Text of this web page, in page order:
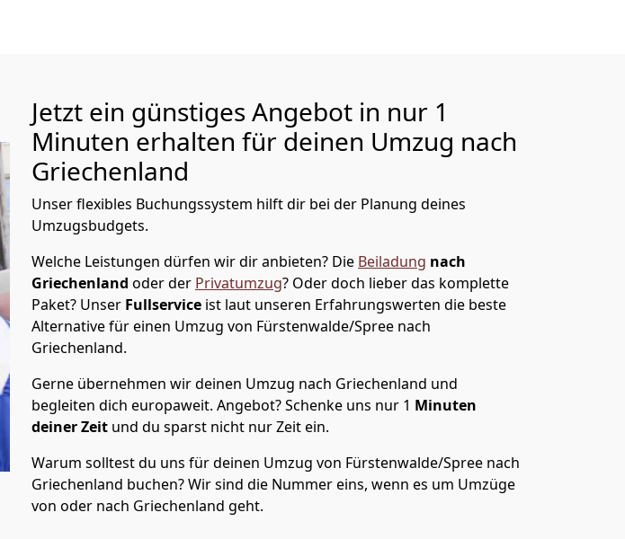
Jetzt ein günstiges Angebot in nur 1
Minuten erhalten für deinen Umzug nach
Griechenland
Unser flexibles Buchungssystem hilft dir bei der Planung deines
Umzugsbudgets.
Welche Leistungen dürfen wir dir anbieten? Die Beiladung nach
Griechenland oder der Privatumzug? Oder doch lieber das komplette
Paket? Unser Fullservice ist laut unseren Erfahrungswerten die beste
Alternative für einen Umzug von Fürstenwalde/Spree nach
Griechenland.
Gerne übernehmen wir deinen Umzug nach Griechenland und
begleiten dich europaweit. Angebot? Schenke uns nur 1 Minuten
deiner Zeit und du sparst nicht nur Zeit ein.
Warum solltest du uns für deinen Umzug von Fürstenwalde/Spree nach
Griechenland buchen? Wir sind die Nummer eins, wenn es um Umzüge
von oder nach Griechenland geht.